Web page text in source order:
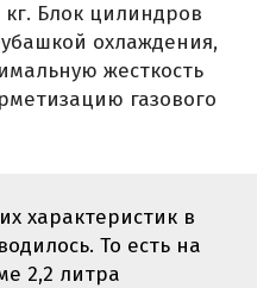
Блок цилиндров
охлаждения,
жесткость
газового
характеристик в
То есть на
2,2 литра